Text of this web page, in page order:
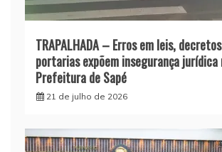
TRAPALHADA – Erros em leis,
portarias expõem insegurança jurídica
Prefeitura de Sapé
21 de julho de 2026